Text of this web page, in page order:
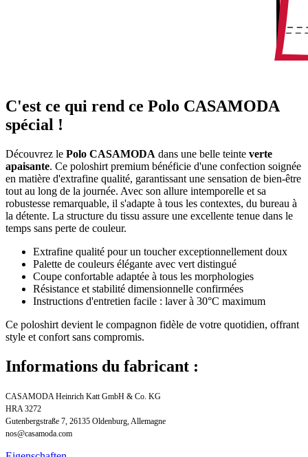
C'est ce qui rend ce Polo CASAMODA
spécial !
Découvrez le Polo CASAMODA dans une belle teinte verte
apaisante. Ce poloshirt premium bénéficie d'une confection soignée
en matière d'extrafine qualité, garantissant une sensation de bien-être
tout au long de la journée. Avec son allure intemporelle et sa
robustesse remarquable, il s'adapte à tous les contextes, du bureau à
la détente. La structure du tissu assure une excellente tenue dans le
temps sans perte de couleur.
Extrafine qualité pour un toucher exceptionnellement doux
Palette de couleurs élégante avec vert distingué
Coupe confortable adaptée à tous les morphologies
Résistance et stabilité dimensionnelle confirmées
Instructions d'entretien facile : laver à 30°C maximum
Ce poloshirt devient le compagnon fidèle de votre quotidien, offrant
style et confort sans compromis.
Informations du fabricant :
CASAMODA Heinrich Katt GmbH & Co. KG
HRA 3272
Gutenbergstraße 7, 26135 Oldenburg, Allemagne
nos@casamoda.com